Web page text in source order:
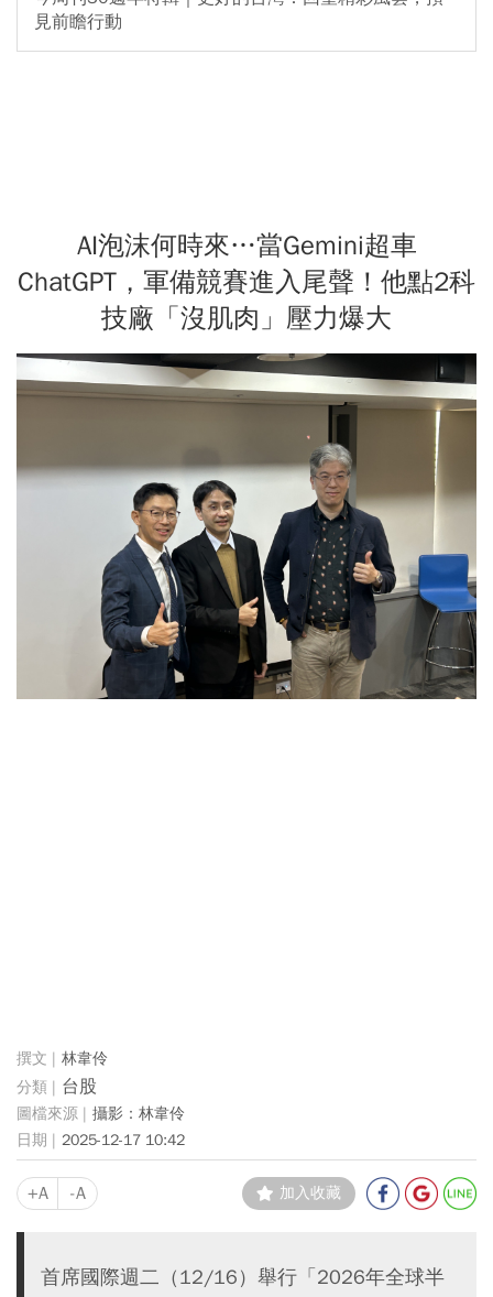
見前瞻行動
AI泡沫何時來…當Gemini超車
ChatGPT，軍備競賽進入尾聲！他點2科
技廠「沒肌肉」壓力爆大
林韋伶
台股
攝影：林韋伶
2025-12-17 10:42
+A -A 加入收藏
首席國際週二（12/16）舉行「2026年全球半